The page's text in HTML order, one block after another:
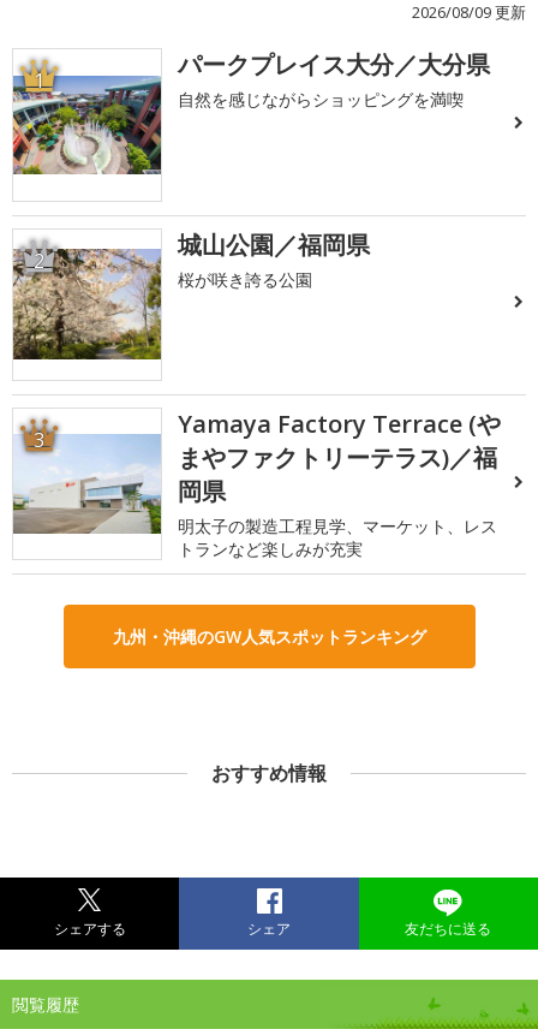
2026/08/09 更新
1 パークプレイス大分／大分県
自然を感じながらショッピングを満喫
2 城山公園／福岡県
桜が咲き誇る公園
3
Yamaya Factory Terrace (や
まやファクトリーテラス)／福
岡県
明太子の製造工程見学、マーケット、レス
トランなど楽しみが充実
九州・沖縄のGW人気スポットランキング
おすすめ情報
シェアする シェア 友だちに送る
閲覧履歴